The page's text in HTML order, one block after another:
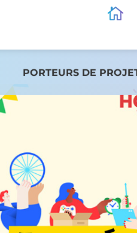

PORTEURS DE